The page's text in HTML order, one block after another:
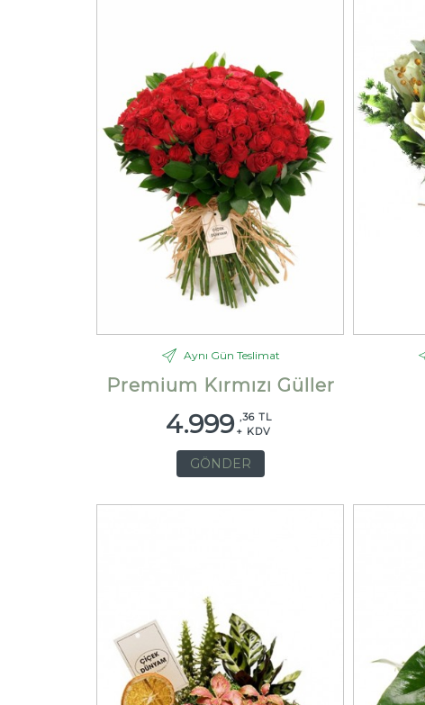
Aynı Gün Teslimat
Premium Kırmızı Güller
4.999 ,36 TL
+ KDV
GÖNDER